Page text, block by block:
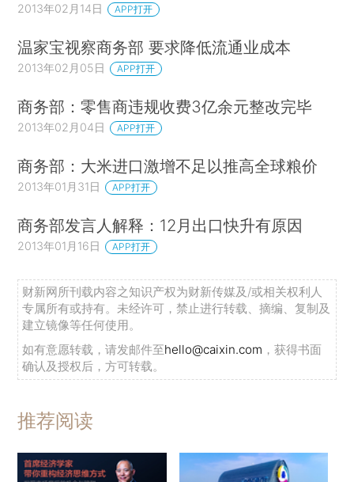
2013年02月14日 APP打开
温家宝视察商务部 要求降低流通业成本
2013年02月05日 APP打开
商务部：零售商违规收费3亿余元整改完毕
2013年02月04日 APP打开
商务部：大米进口激增不足以推高全球粮价
2013年01月31日 APP打开
商务部发言人解释：12月出口快升有原因
2013年01月16日 APP打开
财新网所刊载内容之知识产权为财新传媒及/或相关权利人
专属所有或持有。未经许可，禁止进行转载、摘编、复制及
建立镜像等任何使用。
如有意愿转载，请发邮件至hello@caixin.com ，获得书面
确认及授权后，方可转载。
推荐阅读